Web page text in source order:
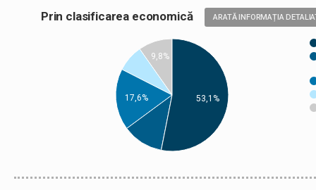
Prin clasificarea economică ARATĂ INFORMAȚIA
9,8%
17,6% 53,1%